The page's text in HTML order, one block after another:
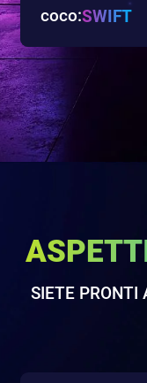
coco:SWIFT
Grazie alla rete
operare in tutto il
panoramica
SIETE PRONTI